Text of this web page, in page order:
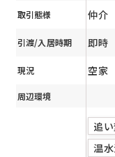
取引態様 仲介
引渡/入居時期 即時
現況 空家
周辺環境
追
温